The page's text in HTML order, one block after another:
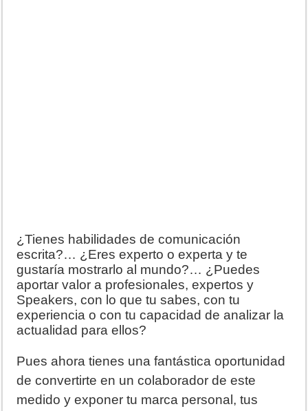
¿Tienes habilidades de comunicación
escrita?… ¿Eres experto o experta y te
gustaría mostrarlo al mundo?… ¿Puedes
aportar valor a profesionales, expertos y
Speakers, con lo que tu sabes, con tu
experiencia o con tu capacidad de analizar la
actualidad para ellos?
Pues ahora tienes una fantástica oportunidad
de convertirte en un colaborador de este
medido y exponer tu marca personal, tus